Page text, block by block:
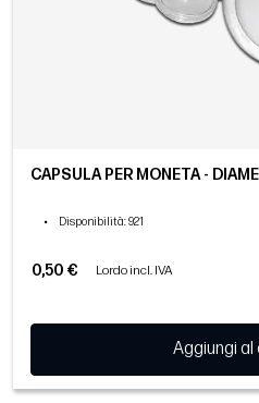
CAPSULA PER MONETA -
• Disponibilità: 921
0,50 € Lordo incl. IVA
Aggiungi